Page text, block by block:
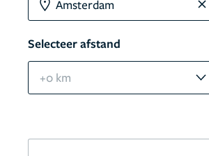
Selecteer afstand
+0 km